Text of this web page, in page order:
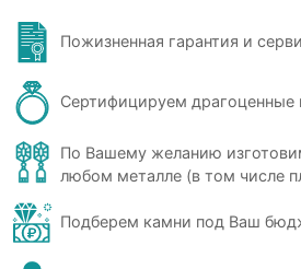
Пожизненная гарантия и
Сертифицируем драгоценные
По Вашему желанию
любом металле (в том числе
Подберем камни под Ваш